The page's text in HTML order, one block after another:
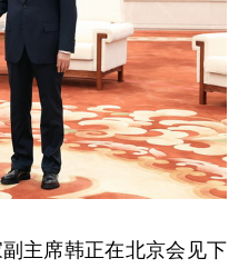
主席韩正在北京会见下